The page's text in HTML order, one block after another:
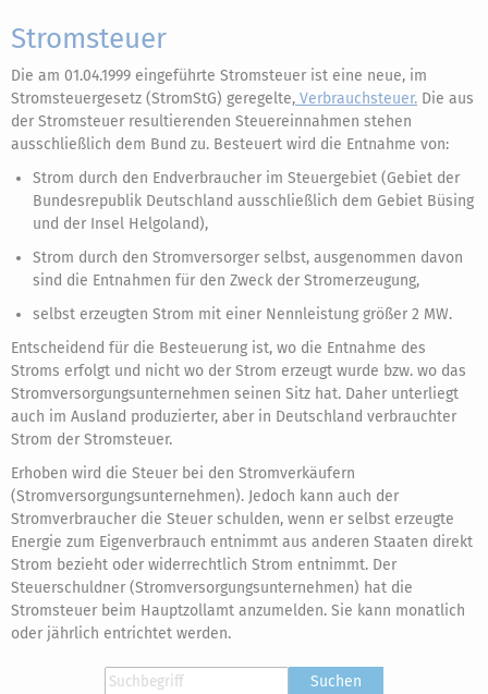
Stromsteuer
Die am 01.04.1999 eingeführte Stromsteuer ist eine neue, im
Stromsteuergesetz (StromStG) geregelte, Verbrauchsteuer. Die aus
der Stromsteuer resultierenden Steuereinnahmen stehen
ausschließlich dem Bund zu. Besteuert wird die Entnahme von:
Strom durch den Endverbraucher im Steuergebiet (Gebiet der
Bundesrepublik Deutschland ausschließlich dem Gebiet Büsing
und der Insel Helgoland),
Strom durch den Stromversorger selbst, ausgenommen davon
sind die Entnahmen für den Zweck der Stromerzeugung,
selbst erzeugten Strom mit einer Nennleistung größer 2 MW.
Entscheidend für die Besteuerung ist, wo die Entnahme des
Stroms erfolgt und nicht wo der Strom erzeugt wurde bzw. wo das
Stromversorgungsunternehmen seinen Sitz hat. Daher unterliegt
auch im Ausland produzierter, aber in Deutschland verbrauchter
Strom der Stromsteuer.
Erhoben wird die Steuer bei den Stromverkäufern
(Stromversorgungsunternehmen). Jedoch kann auch der
Stromverbraucher die Steuer schulden, wenn er selbst erzeugte
Energie zum Eigenverbrauch entnimmt aus anderen Staaten direkt
Strom bezieht oder widerrechtlich Strom entnimmt. Der
Steuerschuldner (Stromversorgungsunternehmen) hat die
Stromsteuer beim Hauptzollamt anzumelden. Sie kann monatlich
oder jährlich entrichtet werden.
Suchen